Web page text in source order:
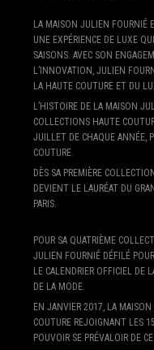
LA MAISON JULIEN FOURNIÉ
UNE EXPÉRIENCE DE LUXE
SAISONS. AVEC SON
L’INNOVATION, JULIEN
LA HAUTE COUTURE ET DU
L’HISTOIRE DE LA MAISON
COLLECTIONS HAUTE
JUILLET DE CHAQUE ANNÉE,
COUTURE.
DÈS SA PREMIÈRE
DEVIENT LE LAURÉAT DU
PARIS.
POUR SA QUATRIÈME
JULIEN FOURNIÉ DÉFILÉ
LE CALENDRIER OFFICIEL DE
DE LA MODE.
EN JANVIER 2017, LA
COUTURE REJOIGNANT LES
POUVOIR SE PRÉVALOIR DE